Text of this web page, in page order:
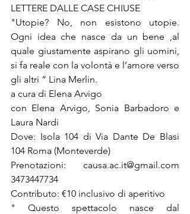
LETTERE DALLE CASE CHIUSE
"Utopie? No, non esistono utopie.
Ogni idea che nasce da un bene ,al
quale giustamente aspirano gli uomini,
si fa reale con la volontà e l’amore verso
gli altri ” Lina Merlin.
a cura di Elena Arvigo
con Elena Arvigo, Sonia Barbadoro e
Laura Nardi
Dove: Isola 104 di Via Dante De Blasi
104 Roma (Monteverde)
Prenotazioni: causa.ac.it@gmail.com
3473447734
Contributo: €10 inclusivo di aperitivo
" Questo spettacolo nasce dal